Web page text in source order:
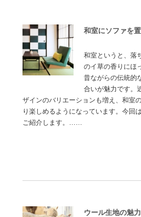
和室にソファを
和室というと、落
のイ草の香りにほ
昔ながらの伝統的
合いが魅力です。
ザインのバリエーションも増え、和室
り楽しめるようになっています。今回
ご紹介します。……
ウール生地の魅力